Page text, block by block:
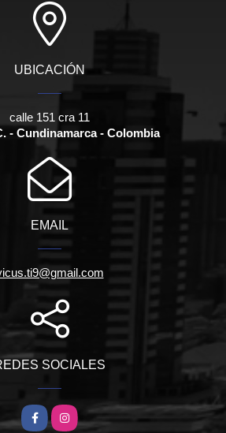
UBICACIÓN
calle 151 cra 11
- Cundinamarca - Colombia
EMAIL
SOCIALES
FacebookInstagram